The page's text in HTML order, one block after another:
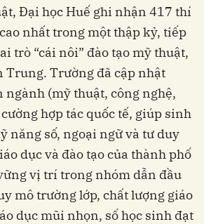
Đại học Huế ghi nhận 417 thí
nhất trong một thập kỷ, tiếp
trò “cái nôi” đào tạo mỹ thuật,
Trung. Trường đã cập nhật
(mỹ thuật, công nghệ,
hợp tác quốc tế, giúp sinh
năng số, ngoại ngữ và tư duy
dục và đào tạo của thành phố
vị trí trong nhóm dẫn đầu
mô trường lớp, chất lượng giáo
dục mũi nhọn, số học sinh đạt